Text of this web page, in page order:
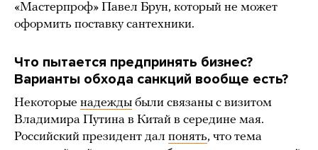
«Мастерпроф» Павел Брун, который не может
оформить поставку сантехники.
Что пытается предпринять бизнес?
Варианты обхода санкций вообще есть?
Некоторые надежды были связаны с визитом
Владимира Путина в Китай в середине мая.
Российский президент дал понять, что тема